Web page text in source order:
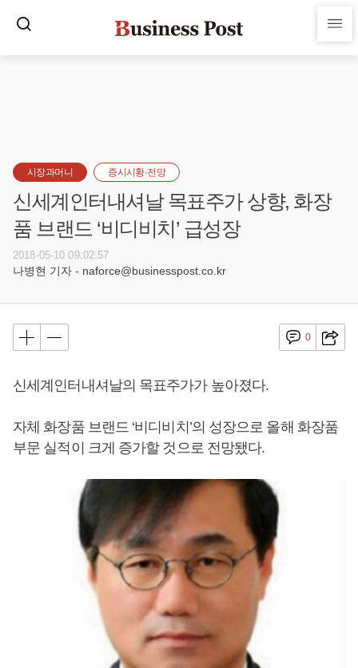
시장과머니 증시시황·전망
신세계인터내셔날 목표주가 상향, 화장
품 브랜드 ‘비디비치’ 급성장
2018-05-10 09:02:57
나병현 기자 - naforce@businesspost.co.kr
0
신세계인터내셔날의 목표주가가 높아졌다.
자체 화장품 브랜드 ‘비디비치’의 성장으로 올해 화장품
부문 실적이 크게 증가할 것으로 전망됐다.